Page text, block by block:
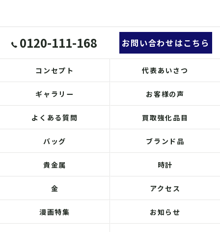
0120-111-168 お問い合わせはこちら
コンセプト 代表あいさつ
ギャラリー お客様の声
よくある質問 買取強化品目
バッグ ブランド品
貴金属 時計
金 アクセス
漫画特集 お知らせ